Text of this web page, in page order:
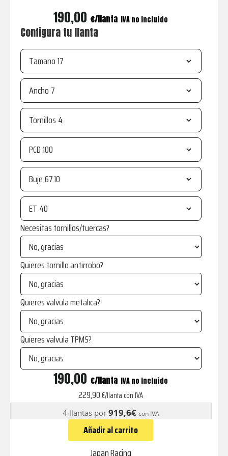
190,00 € IVA no incluído
Configura tu llanta
Tamano
Ancho
Tornillos
PCD
Buje
ET
Necesitas tornillos/tuercas?
Quieres tornillo antirrobo?
Quieres valvula metalica?
Quieres valvula TPMS?
Hyper
Gray
190,00 € IVA no incluído
229,90€/llanta con IVA
4 llantas por 919,6€ con IVA
Añadir al carrito
Japan Racing